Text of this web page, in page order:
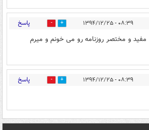
۰۸:۳۹ - ۱۳۹۴/۱۲/۲۵ 0 پاسخ
و مختصر روزنامه رو می خونم و میرم
۰۸:۳۹ - ۱۳۹۴/۱۲/۲۵ 0 پاسخ